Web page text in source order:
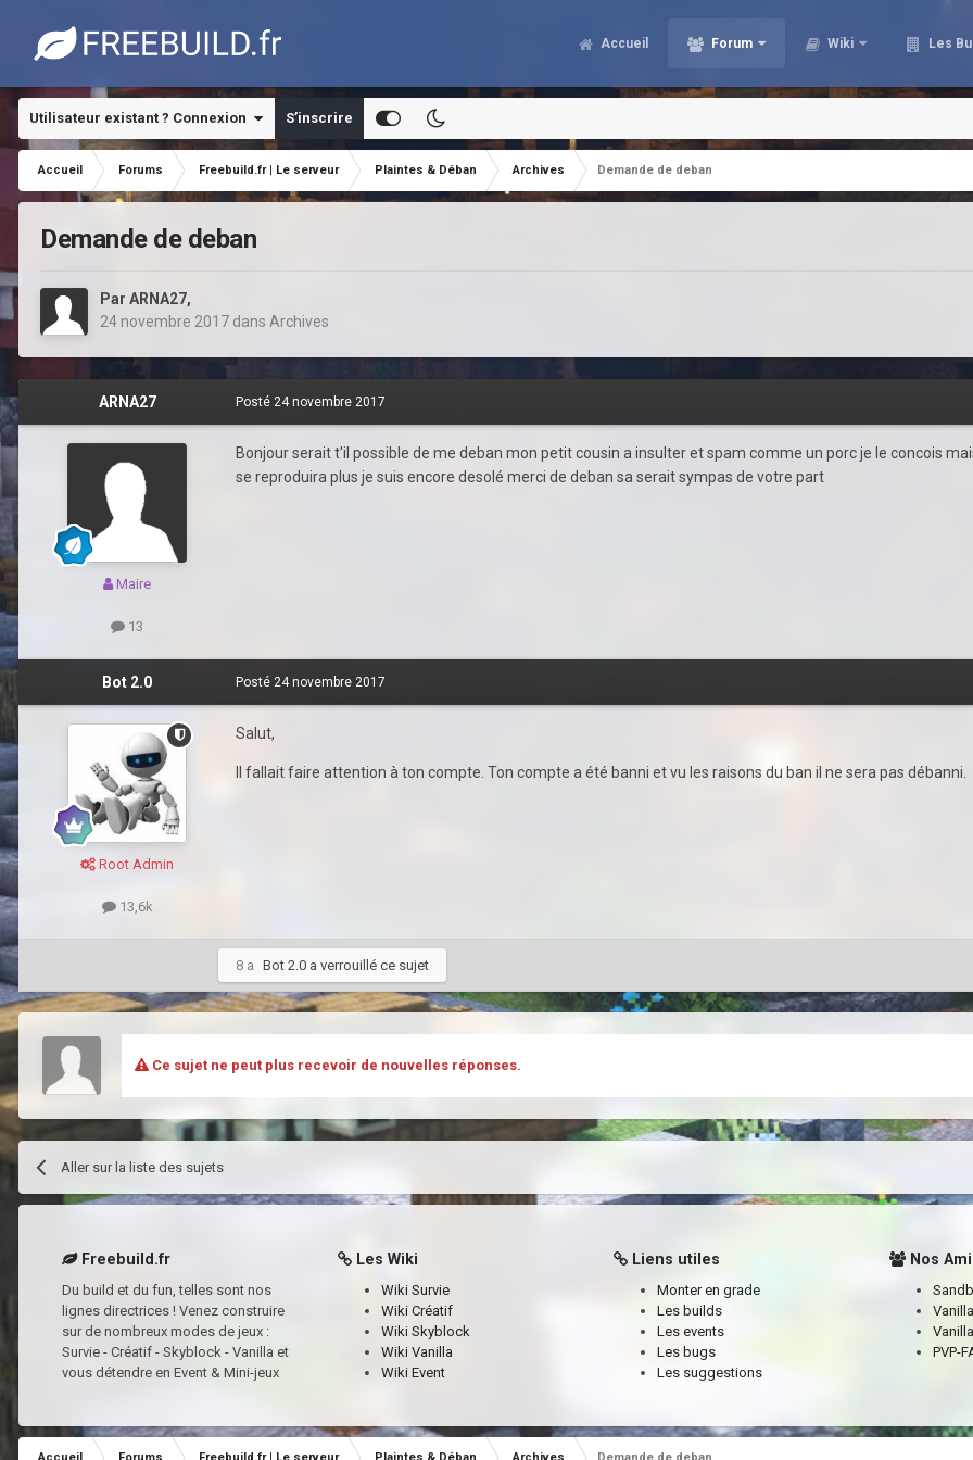
Accueil Forum Wiki Les
Utilisateur existant ? Connexion S’inscrire
Accueil Forums Freebuild.fr | Le serveur Plaintes & Déban Archives Demande de deban
Demande de deban
Par ARNA27,
24 novembre 2017 dans Archives
ARNA27
Maire
13
Posté 24 novembre 2017
Bonjour serait t'il possible de me deban mon petit cousin a insulter et spam comme un porc je le concois
se reproduira plus je suis encore desolé merci de deban sa serait sympas de votre part
Bot 2.0
Root Admin
13,6k
Posté 24 novembre 2017
Salut,
Il fallait faire attention à ton compte. Ton compte a été banni et vu les raisons du ban il ne sera pas débanni.
8 a Bot 2.0 a verrouillé ce sujet
Ce sujet ne peut plus recevoir de nouvelles réponses.
Aller sur la liste des sujets
Freebuild.fr
Du build et du fun, telles sont nos
lignes directrices ! Venez construire
sur de nombreux modes de jeux :
Survie - Créatif - Skyblock - Vanilla et
vous détendre en Event & Mini-jeux
Les Wiki
Wiki Survie
Wiki Créatif
Wiki Skyblock
Wiki Vanilla
Wiki Event
Liens utiles
Monter en grade
Les builds
Les events
Les bugs
Les suggestions
Nos
PVP-